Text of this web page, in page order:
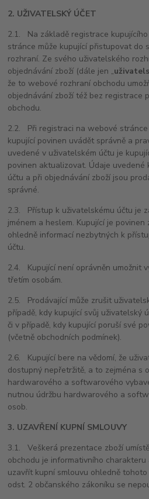
2. UŽIVATELSKÝ ÚČET
2.1. Na základě registrace
stránce může kupující přistupovat do
rozhraní. Ze svého uživatelského
objednávání zboží (dále jen „
že to webové rozhraní obchodu
objednávání zboží též bez registrace
obchodu.
2.2. Při registraci na webové
kupující povinen uvádět správně a
uvedené v uživatelském účtu je
povinen aktualizovat. Údaje uvedené
účtu a při objednávání zboží jsou
správné.
2.3. Přístup k uživatelskému účtu je
jménem a heslem. Kupující je
ohledně informací nezbytných k
účtu.
2.4. Kupující není oprávněn umožnit
třetím osobám.
2.5. Prodávající může zrušit
případě, kdy kupující svůj uživatelský
či v případě, kdy kupující poruší své
(včetně obchodních podmínek).
2.6. Kupující bere na vědomí, že
dostupný nepřetržitě, a to zejména s
hardwarového a softwarového
nutnou údržbu hardwarového a
osob.
3. UZAVŘENÍ KUPNÍ SMLOUVY
3.1. Veškerá prezentace zboží
obchodu je informativního
uzavřít kupní smlouvu ohledně
odst. 2 občanského zákoníku se